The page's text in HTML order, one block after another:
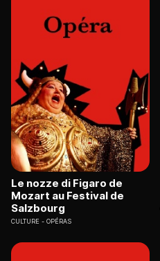
Le nozze di Figaro de
Mozart au Festival de
Salzbourg
CULTURE OPÉRAS